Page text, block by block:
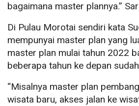
bagaimana master plannya.”
Di Pulau Morotai sendiri kata
mempunyai master plan yang
master plan mulai tahun 2022
beberapa tahun ke depan
“Misalnya master plan
wisata baru, akses jalan ke